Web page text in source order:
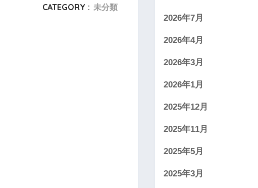
CATEGORY : 未分類
2026年7月
2026年4月
2026年3月
2026年1月
2025年12月
2025年11月
2025年5月
2025年3月